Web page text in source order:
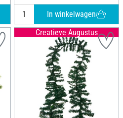
In winkelwagen
Creatieve Augustus